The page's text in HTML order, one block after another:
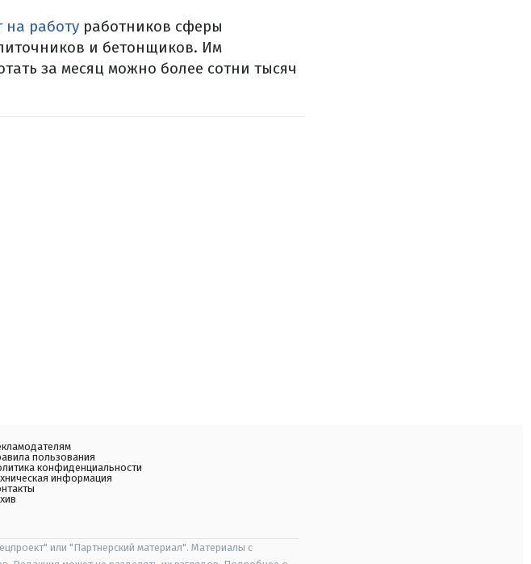
работу работников сферы
и бетонщиков. Им
за месяц можно более сотни тысяч
пользования
конфиденциальности
информация
или "Партнерский материал". Материалы с